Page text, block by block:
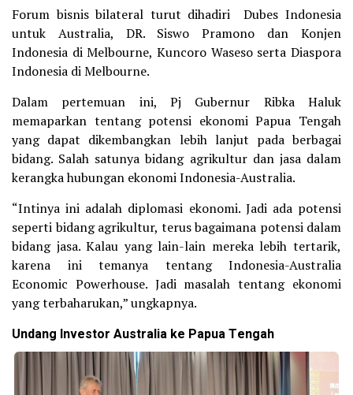
Forum bisnis bilateral turut dihadiri Dubes Indonesia
untuk Australia, DR. Siswo Pramono dan Konjen
Indonesia di Melbourne, Kuncoro Waseso serta Diaspora
Indonesia di Melbourne.
Dalam pertemuan ini, Pj Gubernur Ribka Haluk
memaparkan tentang potensi ekonomi Papua Tengah
yang dapat dikembangkan lebih lanjut pada berbagai
bidang. Salah satunya bidang agrikultur dan jasa dalam
kerangka hubungan ekonomi Indonesia-Australia.
“Intinya ini adalah diplomasi ekonomi. Jadi ada potensi
seperti bidang agrikultur, terus bagaimana potensi dalam
bidang jasa. Kalau yang lain-lain mereka lebih tertarik,
karena ini temanya tentang Indonesia-Australia
Economic Powerhouse. Jadi masalah tentang ekonomi
yang terbaharukan,” ungkapnya.
Undang Investor Australia ke Papua Tengah